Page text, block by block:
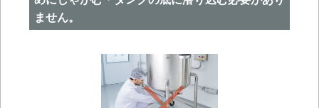
ません。